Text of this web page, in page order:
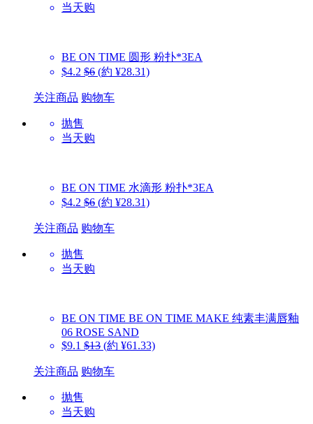
当天购
BE ON TIME 圆形 粉扑*3EA
$4.2 $6 (約 ¥28.31)
关注商品 购物车
抛售
当天购
BE ON TIME 水滴形 粉扑*3EA
$4.2 $6 (約 ¥28.31)
关注商品 购物车
抛售
当天购
BE ON TIME BE ON TIME MAKE 纯素丰满唇釉
06 ROSE SAND
$9.1 $13 (約 ¥61.33)
关注商品 购物车
抛售
当天购